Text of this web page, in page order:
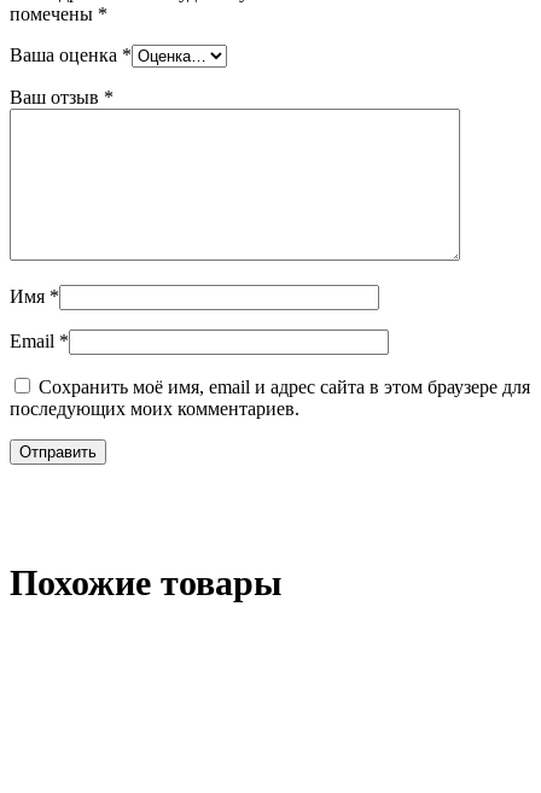
помечены *
Ваша оценка *
Ваш отзыв *
Имя *
Email *
Сохранить моё имя, email и адрес сайта в этом браузере для
последующих моих комментариев.
Похожие товары